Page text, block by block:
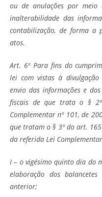
ou de anulações por meio
inalterabilidade das
contabilização, de forma a
atos.
Art. 6º Para fins do
lei com vistas à divulgação
envio das informações e
fiscais de que trata o §
Complementar nº 101, de
que tratam o § 3º do art.
da referida Lei
I – o vigésimo quinto dia do
elaboração dos
anterior;